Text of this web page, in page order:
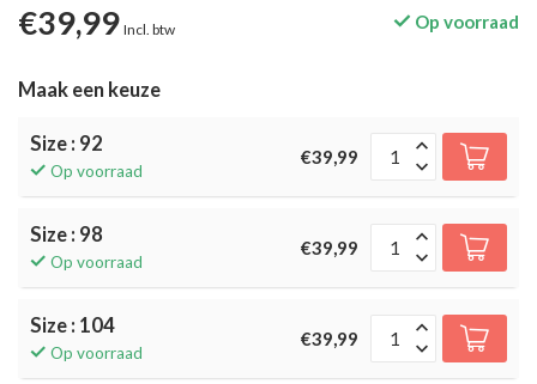
€39,99 Incl. btw Op voorraad
Maak een keuze
Size : 92
Op voorraad
€39,99
Size : 98
Op voorraad
€39,99
Size : 104
Op voorraad
€39,99